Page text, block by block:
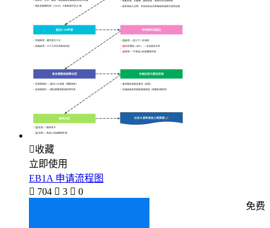
收藏
立即使用
EB1A 申请流程图
 704  3  0
免费